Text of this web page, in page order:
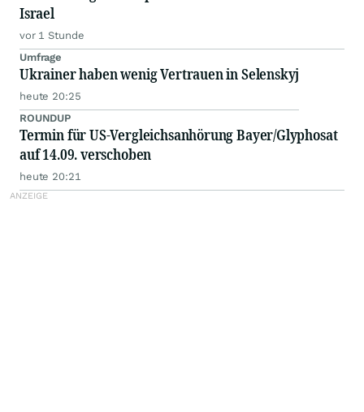
Israel
vor 1 Stunde
Umfrage
Ukrainer haben wenig Vertrauen in Selenskyj
heute 20:25
ROUNDUP
Termin für US-Vergleichsanhörung Bayer/Glyphosat
auf 14.09. verschoben
heute 20:21